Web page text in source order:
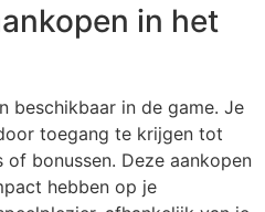
in het
beschikbaar in de game. Je
toegang te krijgen tot
bonussen. Deze aankopen
hebben op je